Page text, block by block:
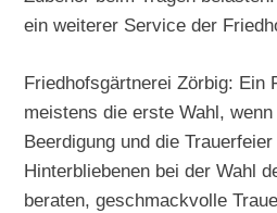
ein weiterer Service der
Friedhofsgärtnerei Zörbig: Ein
meistens die erste Wahl,
Beerdigung und die
Hinterbliebenen bei der Wahl
beraten, geschmackvolle